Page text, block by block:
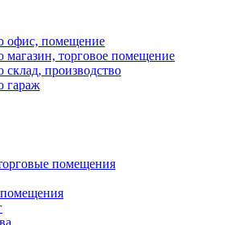
офис, помещение
магазин, торговое помещение
производство
гараж
помещения